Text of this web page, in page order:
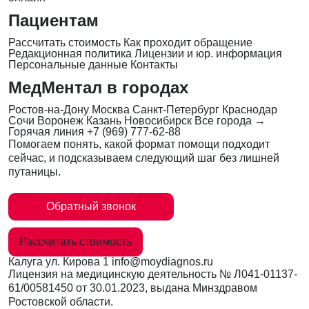
Пациентам
Рассчитать стоимость Как проходит обращение
Редакционная политика Лицензии и юр. информация
Персональные данные Контакты
МедМентал в городах
Ростов-на-Дону Москва Санкт-Петербург Краснодар
Сочи Воронеж Казань Новосибирск Все города →
Горячая линия +7 (969) 777-62-88
Помогаем понять, какой формат помощи подходит
сейчас, и подсказываем следующий шаг без лишней
путаницы.
Обратный звонок
Рассчитать стоимость
Калуга ул. Кирова 1 info@moydiagnos.ru
Лицензия на медицинскую деятельность № Л041-01137-
61/00581450 от 30.01.2023, выдана Минздравом
Ростовской области.